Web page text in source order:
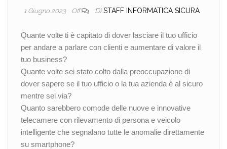
1 Giugno 2023 Off Di STAFF INFORMATICA SICURA
Quante volte ti è capitato di dover lasciare il tuo ufficio
per andare a parlare con clienti e aumentare di valore il
tuo business?
Quante volte sei stato colto dalla preoccupazione di
dover sapere se il tuo ufficio o la tua azienda è al sicuro
mentre sei via?
Quanto sarebbero comode delle nuove e innovative
telecamere con rilevamento di persona e veicolo
intelligente che segnalano tutte le anomalie direttamente
su smartphone?